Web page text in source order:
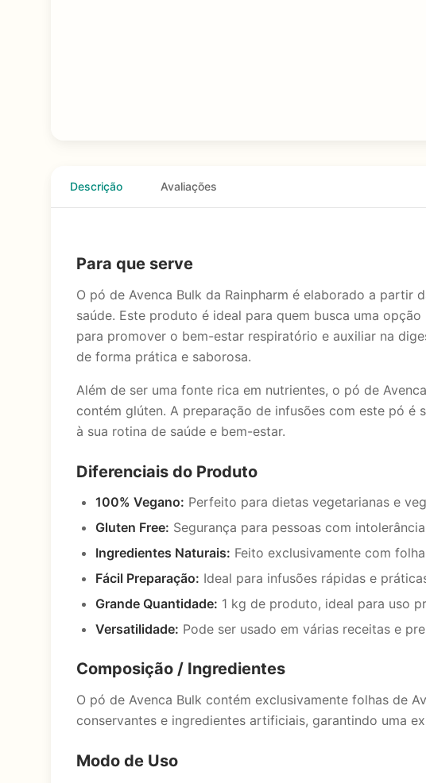
Descrição Avaliações
Para que serve
O pó de Avenca Bulk da Rainpharm é elaborado a partir
saúde. Este produto é ideal para quem busca uma
para promover o bem-estar respiratório e auxiliar na
de forma prática e saborosa.
Além de ser uma fonte rica em nutrientes, o pó de
contém glúten. A preparação de infusões com este pó é
à sua rotina de saúde e bem-estar.
Diferenciais do Produto
100% Vegano: Perfeito para dietas vegetarianas e
Gluten Free: Segurança para pessoas com
Ingredientes Naturais: Feito exclusivamente com
Fácil Preparação: Ideal para infusões rápidas e
Grande Quantidade: 1 kg de produto, ideal para uso
Versatilidade: Pode ser usado em várias receitas e
Composição / Ingredientes
O pó de Avenca Bulk contém exclusivamente folhas de
conservantes e ingredientes artificiais, garantindo uma
Modo de Uso